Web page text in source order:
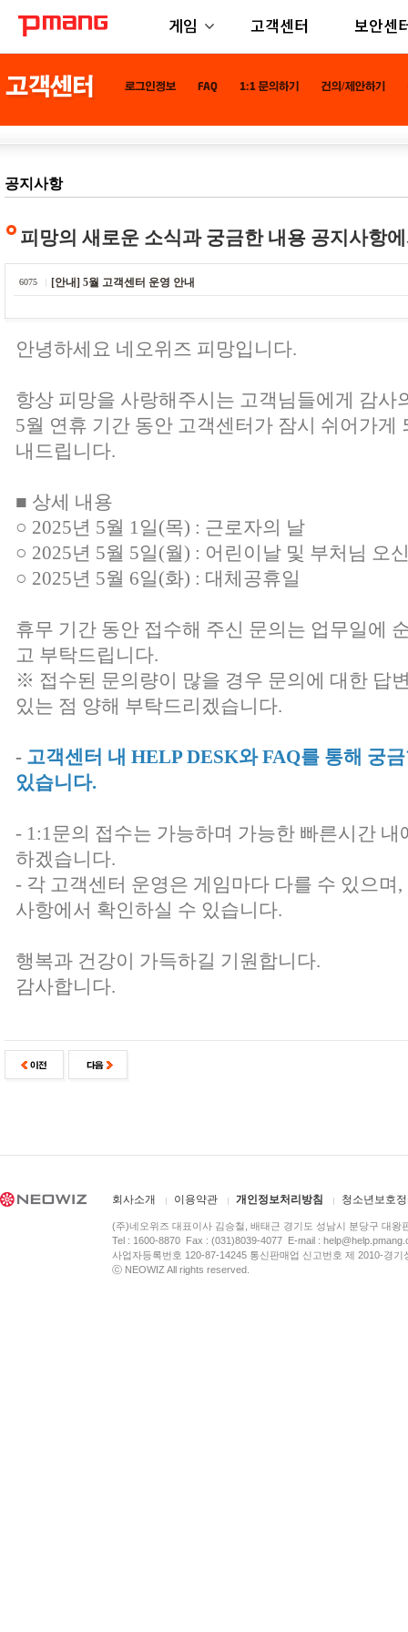
게임 고객센터 보안센
공지사항
피망의 새로운 소식과 궁금한 내용 공지사항
6075 [안내] 5월 고객센터 운영 안내
안녕하세요 네오위즈 피망입니다.
항상 피망을 사랑해주시는 고객님들에게 감사
5월 연휴 기간 동안 고객센터가 잠시 쉬어가게
내드립니다.
■ 상세 내용
○ 2025년 5월 1일(목) : 근로자의 날
○ 2025년 5월 5일(월) : 어린이날 및 부처님 오
○ 2025년 5월 6일(화) : 대체공휴일
휴무 기간 동안 접수해 주신 문의는 업무일에
고 부탁드립니다.
※ 접수된 문의량이 많을 경우 문의에 대한 답
있는 점 양해 부탁드리겠습니다.
- 고객센터 내 HELP DESK와 FAQ를 통해 궁
있습니다.
- 1:1문의 접수는 가능하며 가능한 빠른시간
하겠습니다.
- 각 고객센터 운영은 게임마다 다를 수 있으며
사항에서 확인하실 수 있습니다.
행복과 건강이 가득하길 기원합니다.
감사합니다.
회사소개 이용약관 개인정보처리방침 청소년보호
(주)네오위즈 대표이사 김승철, 배태근 경기도 성남시 분당구 대왕
Tel : 1600-8870 Fax : (031)8039-4077 E-mail :
사업자등록번호 120-87-14245 통신판매업 신고번호 제 2010-경
ⓒ NEOWIZ All rights reserved.